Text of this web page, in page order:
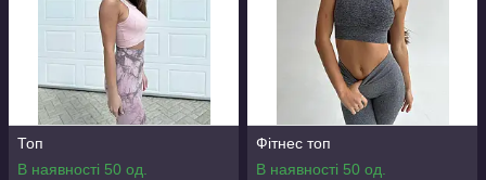
Топ
В наявності 50 од.
Фітнес топ
В наявності 50 од.